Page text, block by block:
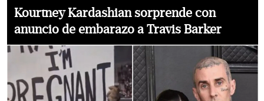
Kourtney Kardashian sorprende con
anuncio de embarazo a Travis Barker